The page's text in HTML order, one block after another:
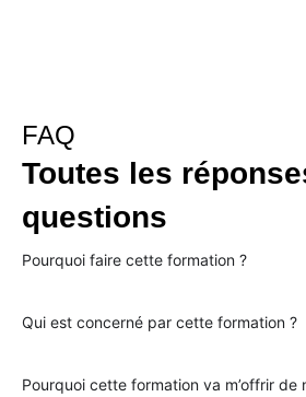
FAQ
Toutes les
questions
Pourquoi faire cette formation ?
Qui est concerné par cette formation ?
Pourquoi cette formation va m’offrir de